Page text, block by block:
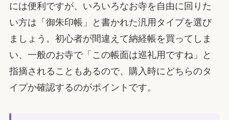
には便利ですが、いろいろなお寺を自由に回りた
い方は「御朱印帳」と書かれた汎用タイプを選び
ましょう。初心者が間違えて納経帳を買ってしま
い、一般のお寺で「この帳面は巡礼用ですね」と
指摘されることもあるので、購入時にどちらのタ
イプか確認するのがポイントです。